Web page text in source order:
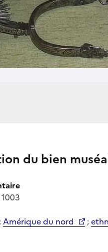
du bien
;Amérique du nord ;